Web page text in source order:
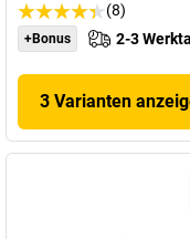
(8)
+Bonus 2-3
3 Varianten